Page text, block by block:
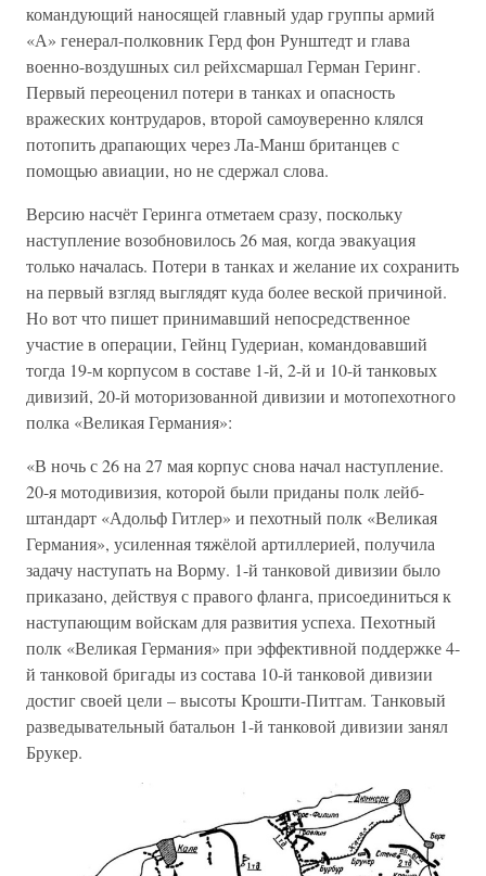
командующий наносящей главный удар группы армий
«А» генерал-полковник Герд фон Рунштедт и глава
военно-воздушных сил рейхсмаршал Герман Геринг.
Первый переоценил потери в танках и опасность
вражеских контрударов, второй самоуверенно клялся
потопить драпающих через Ла-Манш британцев с
помощью авиации, но не сдержал слова.
Версию насчёт Геринга отметаем сразу, поскольку
наступление возобновилось 26 мая, когда эвакуация
только началась. Потери в танках и желание их сохранить
на первый взгляд выглядят куда более веской причиной.
Но вот что пишет принимавший непосредственное
участие в операции, Гейнц Гудериан, командовавший
тогда 19-м корпусом в составе 1-й, 2-й и 10-й танковых
дивизий, 20-й моторизованной дивизии и мотопехотного
полка «Великая Германия»:
«В ночь с 26 на 27 мая корпус снова начал наступление.
20-я мотодивизия, которой были приданы полк лейб-
штандарт «Адольф Гитлер» и пехотный полк «Великая
Германия», усиленная тяжёлой артиллерией, получила
задачу наступать на Ворму. 1-й танковой дивизии было
приказано, действуя с правого фланга, присоединиться к
наступающим войскам для развития успеха. Пехотный
полк «Великая Германия» при эффективной поддержке 4-
й танковой бригады из состава 10-й танковой дивизии
достиг своей цели – высоты Крошти-Питгам. Танковый
разведывательный батальон 1-й танковой дивизии занял
Брукер.